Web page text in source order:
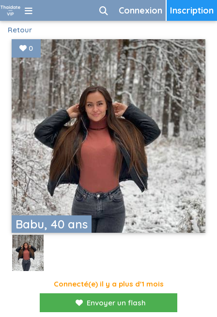
Inscription
Connexion
Retour
Babu, 40 ans
0
Connecté(e) il y a plus d'1 mois
Envoyer un flash